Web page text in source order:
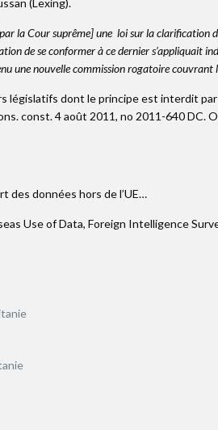
(Lexing).
la Cour suprême] une loi sur la clarification
de se conformer à ce dernier s’appliquait
une nouvelle commission rogatoire couvrant
législatifs dont le principe est interdit
const. 4 août 2011, no 2011-640 DC.
des données hors de l’UE…
Use of Data, Foreign Intelligence